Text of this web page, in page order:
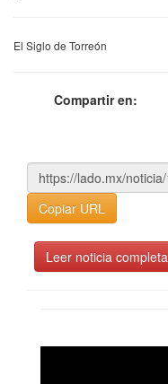
El Siglo de Torreón
Compartir en:
Copiar URL
Leer noticia